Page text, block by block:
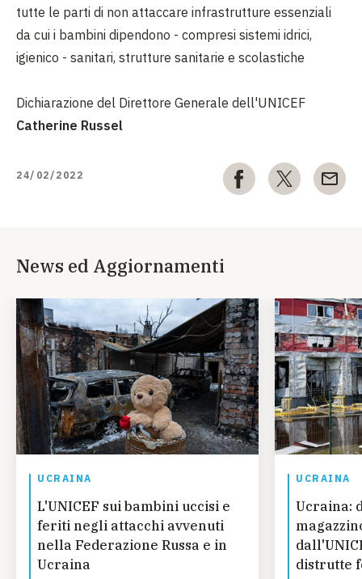
tutte le parti di non attaccare infrastrutture essenziali
da cui i bambini dipendono - compresi sistemi idrici,
igienico - sanitari, strutture sanitarie e scolastiche
Dichiarazione del Direttore Generale dell'UNICEF
Catherine Russel
24/02/2022
News ed Aggiornamenti
UCRAINA
L'UNICEF sui bambini uccisi e
feriti negli attacchi avvenuti
nella Federazione Russa e in
Ucraina
UCRAINA
Ucraina:
distrutte